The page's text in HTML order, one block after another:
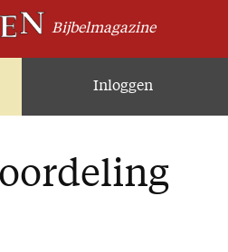
Bijbelmagazine
Inloggen